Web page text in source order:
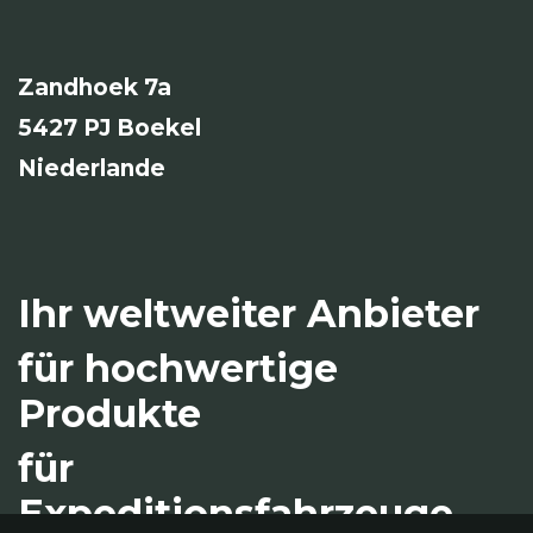
Zandhoek 7a
5427 PJ Boekel
Niederlande
Ihr weltweiter Anbieter
für hochwertige
Produkte
für
Expeditionsfahrzeuge